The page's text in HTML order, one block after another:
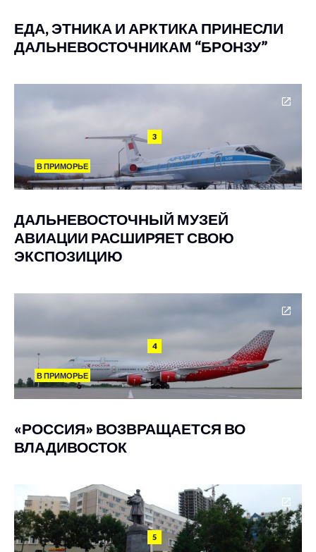
ЕДА, ЭТНИКА И АРКТИКА ПРИНЕСЛИ
ДАЛЬНЕВОСТОЧНИКАМ “БРОНЗУ”
3
В ПРИМОРЬЕ
ДАЛЬНЕВОСТОЧНЫЙ МУЗЕЙ
АВИАЦИИ РАСШИРЯЕТ СВОЮ
ЭКСПОЗИЦИЮ
4
В ПРИМОРЬЕ
«РОССИЯ» ВОЗВРАЩАЕТСЯ ВО
ВЛАДИВОСТОК
5